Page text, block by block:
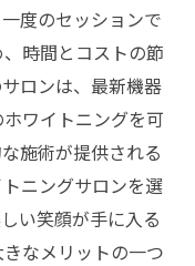
度のセッションで
時間とコストの節
ロンは、最新機器
ワイトニングを可
施術が提供される
ニングサロンを選
い笑顔が手に入る
なメリットの一つ